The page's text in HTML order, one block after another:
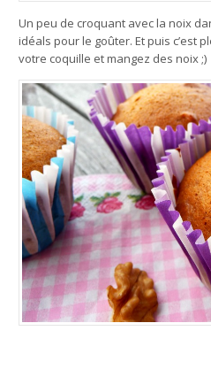
Un peu de croquant avec la noix
idéals pour le goûter. Et puis c’est
votre coquille et mangez des noix ;)